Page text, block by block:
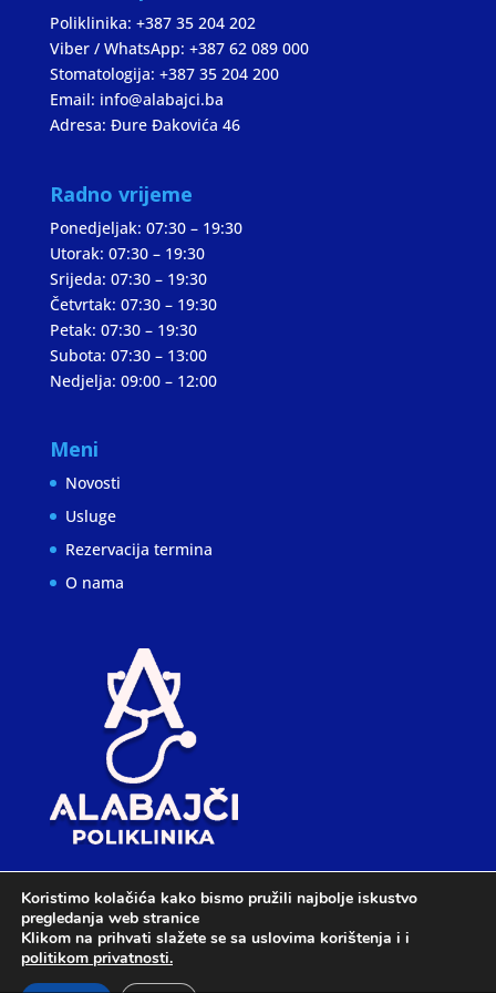
Poliklinika: +387 35 204 202
Viber / WhatsApp: +387 62 089 000
Stomatologija: +387 35 204 200
Email: info@alabajci.ba
Adresa: Đure Đakovića 46
Radno vrijeme
Ponedjeljak: 07:30 – 19:30
Utorak: 07:30 – 19:30
Srijeda: 07:30 – 19:30
Četvrtak: 07:30 – 19:30
Petak: 07:30 – 19:30
Subota: 07:30 – 13:00
Nedjelja: 09:00 – 12:00
Meni
Novosti
Usluge
Rezervacija termina
O nama
Koristimo kolačića kako bismo pružili najbolje iskustvo
pregledanja web stranice
Klikom na prihvati slažete se sa uslovima korištenja i i
politikom privatnosti.